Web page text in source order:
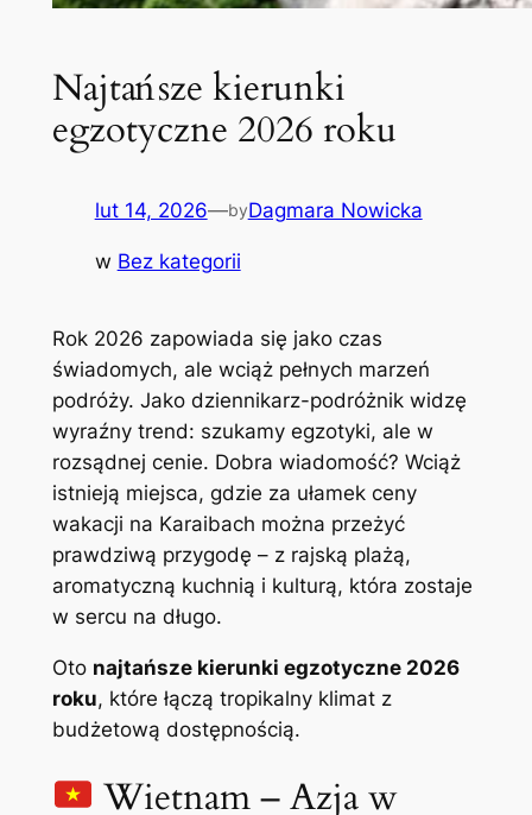
Najtańsze kierunki
egzotyczne 2026 roku
lut 14, 2026—byDagmara Nowicka
w Bez kategorii
Rok 2026 zapowiada się jako czas
świadomych, ale wciąż pełnych marzeń
podróży. Jako dziennikarz-podróżnik widzę
wyraźny trend: szukamy egzotyki, ale w
rozsądnej cenie. Dobra wiadomość? Wciąż
istnieją miejsca, gdzie za ułamek ceny
wakacji na Karaibach można przeżyć
prawdziwą przygodę – z rajską plażą,
aromatyczną kuchnią i kulturą, która zostaje
w sercu na długo.
Oto najtańsze kierunki egzotyczne 2026
roku, które łączą tropikalny klimat z
budżetową dostępnością.
Wietnam – Azja w